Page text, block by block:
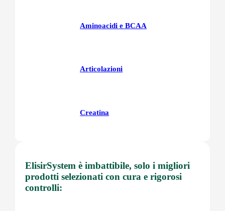
Aminoacidi e BCAA
Articolazioni
Creatina
ElisirSystem è imbattibile, solo i migliori
prodotti selezionati con cura e rigorosi
controlli: